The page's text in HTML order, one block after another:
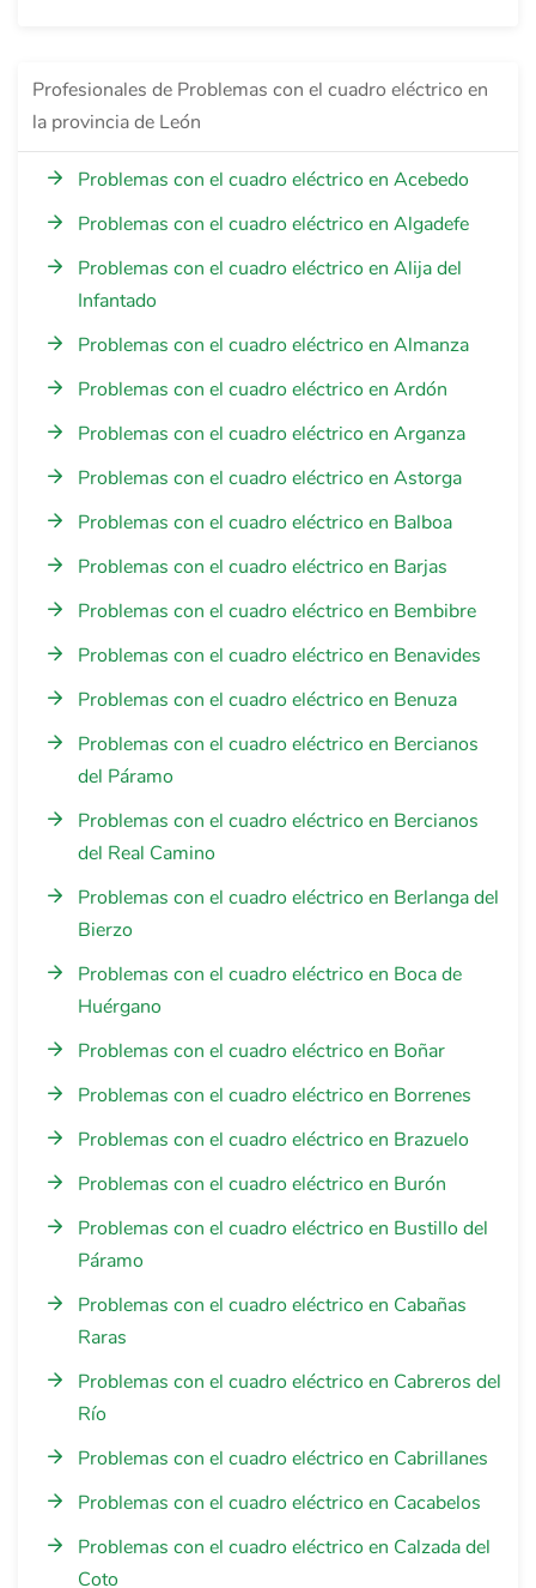
Profesionales de Problemas con el cuadro eléctrico en
la provincia de León
Problemas con el cuadro eléctrico en Acebedo
Problemas con el cuadro eléctrico en Algadefe
Problemas con el cuadro eléctrico en Alija del
Infantado
Problemas con el cuadro eléctrico en Almanza
Problemas con el cuadro eléctrico en Ardón
Problemas con el cuadro eléctrico en Arganza
Problemas con el cuadro eléctrico en Astorga
Problemas con el cuadro eléctrico en Balboa
Problemas con el cuadro eléctrico en Barjas
Problemas con el cuadro eléctrico en Bembibre
Problemas con el cuadro eléctrico en Benavides
Problemas con el cuadro eléctrico en Benuza
Problemas con el cuadro eléctrico en Bercianos
del Páramo
Problemas con el cuadro eléctrico en Bercianos
del Real Camino
Problemas con el cuadro eléctrico en Berlanga del
Bierzo
Problemas con el cuadro eléctrico en Boca de
Huérgano
Problemas con el cuadro eléctrico en Boñar
Problemas con el cuadro eléctrico en Borrenes
Problemas con el cuadro eléctrico en Brazuelo
Problemas con el cuadro eléctrico en Burón
Problemas con el cuadro eléctrico en Bustillo del
Páramo
Problemas con el cuadro eléctrico en Cabañas
Raras
Problemas con el cuadro eléctrico en Cabreros del
Río
Problemas con el cuadro eléctrico en Cabrillanes
Problemas con el cuadro eléctrico en Cacabelos
Problemas con el cuadro eléctrico en Calzada del
Coto